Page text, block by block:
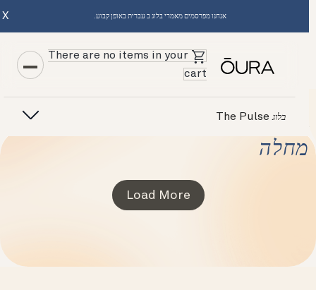
אנחנו מפרסמים מאמרי בלוג ב עברית באופן קבוע. X
There are no items in your
cart
בלוגThe Pulse
מחלה
Load More